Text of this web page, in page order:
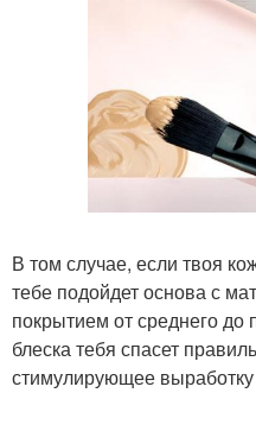
В том случае, если твоя
тебе подойдет основа с
покрытием от среднего до
блеска тебя спасет
стимулирующее